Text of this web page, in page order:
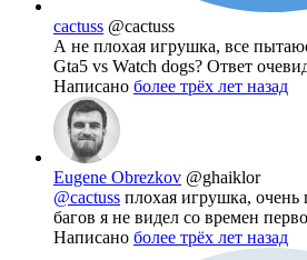
cactuss @cactuss
А не плохая игрушка, все
Gta5 vs Watch dogs? Ответ
Написано более трёх лет назад
Eugene Obrezkov @ghaiklor
@cactuss плохая игрушка, очень
багов я не видел со времен
Написано более трёх лет назад